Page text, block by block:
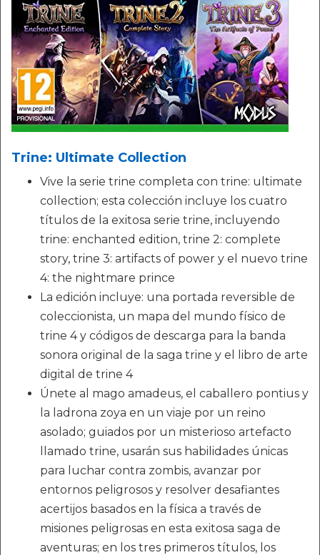
Trine: Ultimate Collection
Vive la serie trine completa con trine: ultimate
collection; esta colección incluye los cuatro
títulos de la exitosa serie trine, incluyendo
trine: enchanted edition, trine 2: complete
story, trine 3: artifacts of power y el nuevo trine
4: the nightmare prince
La edición incluye: una portada reversible de
coleccionista, un mapa del mundo físico de
trine 4 y códigos de descarga para la banda
sonora original de la saga trine y el libro de arte
digital de trine 4
Únete al mago amadeus, el caballero pontius y
la ladrona zoya en un viaje por un reino
asolado; guiados por un misterioso artefacto
llamado trine, usarán sus habilidades únicas
para luchar contra zombis, avanzar por
entornos peligrosos y resolver desafiantes
acertijos basados en la física a través de
misiones peligrosas en esta exitosa saga de
aventuras; en los tres primeros títulos, los